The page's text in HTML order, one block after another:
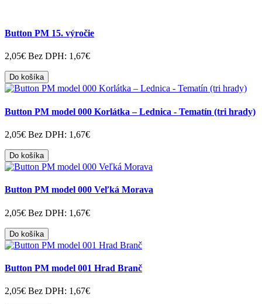
Button PM 15. výročie
2,05€ Bez DPH: 1,67€
Do košíka
Button PM model 000 Korlátka – Lednica - Tematín (tri hrady)
2,05€ Bez DPH: 1,67€
Do košíka
Button PM model 000 Veľká Morava
2,05€ Bez DPH: 1,67€
Do košíka
Button PM model 001 Hrad Branč
2,05€ Bez DPH: 1,67€